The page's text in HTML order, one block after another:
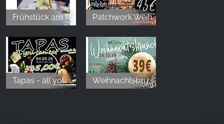
Frühstück am Rammelsberg Patchwork Weihnachten
Tapas - all you can eat Weihnachtsbrunch